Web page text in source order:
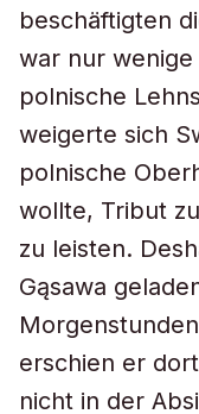
beschäftigten
war nur
polnische
weigerte sich
polnische
wollte, Tribut
zu leisten.
Gąsawa
erschien er
nicht in der